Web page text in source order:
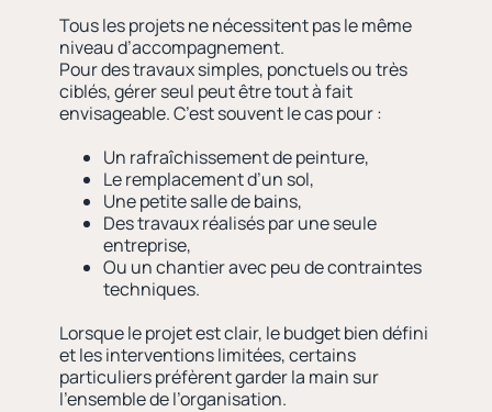
Tous les projets ne nécessitent pas le même
niveau d’accompagnement.
Pour des travaux simples, ponctuels ou très
ciblés, gérer seul peut être tout à fait
envisageable. C’est souvent le cas pour :
Un rafraîchissement de peinture,
Le remplacement d’un sol,
Une petite salle de bains,
Des travaux réalisés par une seule
entreprise,
Ou un chantier avec peu de contraintes
techniques.
Lorsque le projet est clair, le budget bien défini
et les interventions limitées, certains
particuliers préfèrent garder la main sur
l’ensemble de l’organisation.